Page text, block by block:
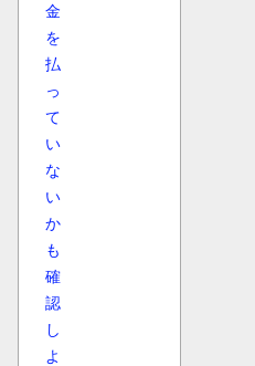
金
を
払
っ
て
い
な
い
か
も
確
認
し
よ